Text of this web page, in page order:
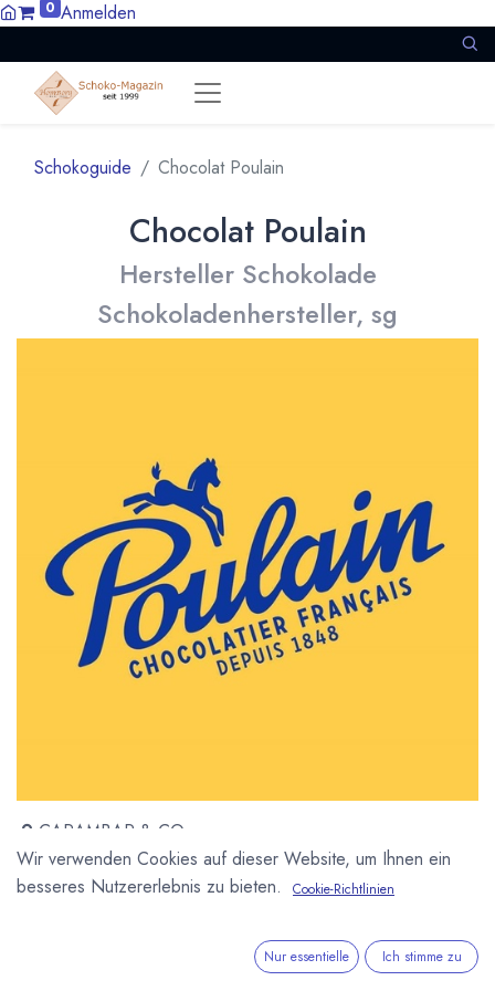
0 Anmelden
Schokoguide Chocolat Poulain
Chocolat Poulain
Hersteller Schokolade
Schokoladenhersteller, sg
CARAMBAR & CO
9 rue Maurice Mallet
92130 Issy-Les-Moulineaux
https://www.chocolatpoulain.fr
Wir verwenden Cookies auf dieser Website, um Ihnen ein
besseres Nutzererlebnis zu bieten.
Cookie-Richtlinien
Nur essentielle Ich stimme zu